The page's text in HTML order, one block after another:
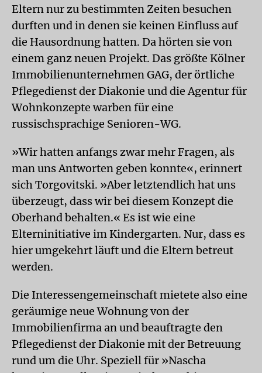
Eltern nur zu bestimmten Zeiten besuchen
durften und in denen sie keinen Einfluss auf
die Hausordnung hatten. Da hörten sie von
einem ganz neuen Projekt. Das größte Kölner
Immobilienunternehmen GAG, der örtliche
Pflegedienst der Diakonie und die Agentur für
Wohnkonzepte warben für eine
russischsprachige Senioren-WG.
»Wir hatten anfangs zwar mehr Fragen, als
man uns Antworten geben konnte«, erinnert
sich Torgovitski. »Aber letztendlich hat uns
überzeugt, dass wir bei diesem Konzept die
Oberhand behalten.« Es ist wie eine
Elterninitiative im Kindergarten. Nur, dass es
hier umgekehrt läuft und die Eltern betreut
werden.
Die Interessengemeinschaft mietete also eine
geräumige neue Wohnung von der
Immobilienfirma an und beauftragte den
Pflegedienst der Diakonie mit der Betreuung
rund um die Uhr. Speziell für »Nascha